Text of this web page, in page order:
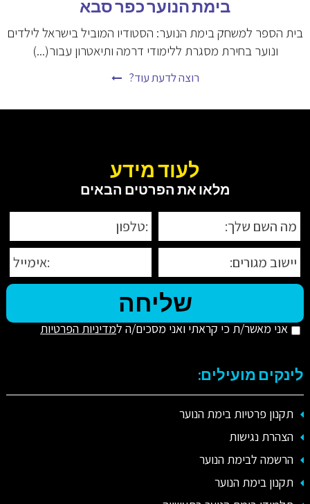
בימת הנוער כפר סבא
בית הספר למשחק בימת הנוער: הסטודיו המוביל בישראל לילדים
ונוער בחירת מסגרת ללימודי דרמה ותיאטרון עבור(...)
רוצה לדעת עוד?
לעוד מידע
מלאו את הפרטים הבאים
אני מאשר/ת כי קראתי ואני מסכים/ה למדיניות הפרטיות
לינקים מועילים:
תקנון פרטיות בימת הנוער
הצהרת נגישות
הרשמה לבימת הנוער
תקנון בימת הנוער